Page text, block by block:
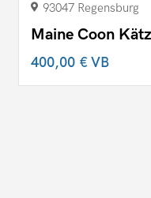
93047 Regensburg
Maine Coon
400,00 €VB